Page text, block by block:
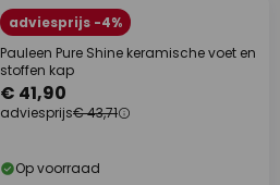
adviesprijs -4%
Pauleen Pure Shine keramische voet en
stoffen kap
€ 41,90
adviesprijs€ 43,71
Op voorraad